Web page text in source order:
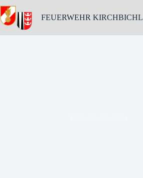
Skip
to
content
FEUERWEHR KIRCHBICHL